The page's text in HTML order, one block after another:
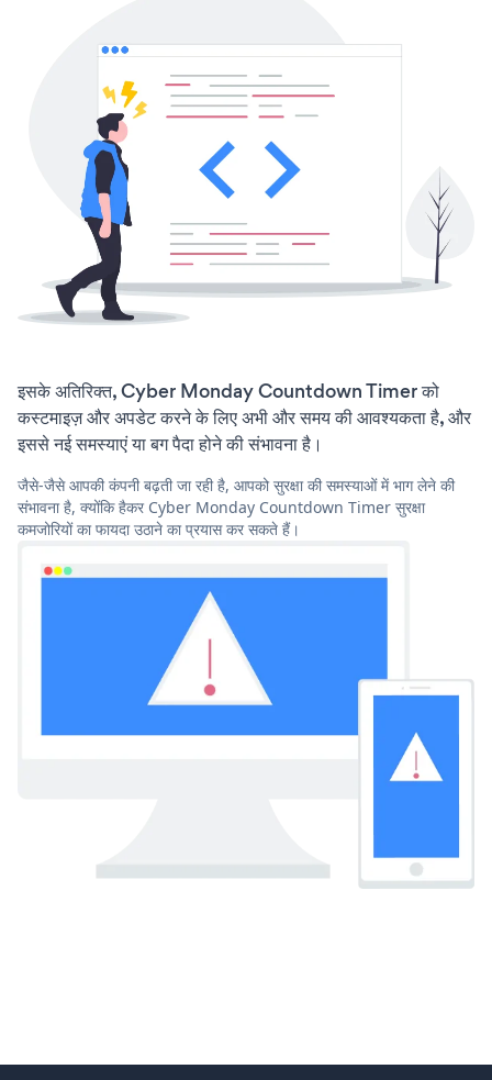
इसके अतिरिक्त, Cyber Monday Countdown Timer को
कस्टमाइज़ और अपडेट करने के लिए अभी और समय की आवश्यकता है, और
इससे नई समस्याएं या बग पैदा होने की संभावना है।
जैसे-जैसे आपकी कंपनी बढ़ती जा रही है, आपको सुरक्षा की समस्याओं में भाग लेने की
संभावना है, क्योंकि हैकर Cyber Monday Countdown Timer सुरक्षा
कमजोरियों का फायदा उठाने का प्रयास कर सकते हैं।